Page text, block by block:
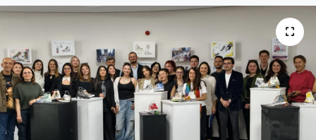
İletişim
Künye
Tüm Manşetler
Son Dakika Haberleri
Haber Arşivi